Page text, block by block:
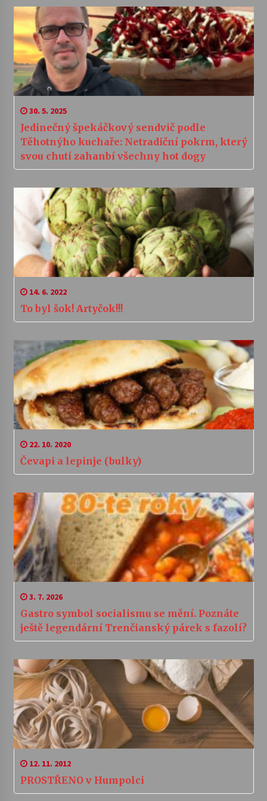
30. 5. 2025
Jedinečný špekáčkový sendvič podle
Těhotnýho kuchaře: Netradiční pokrm, který
svou chutí zahanbí všechny hot dogy
14. 6. 2022
To byl šok! Artyčok!!!
22. 10. 2020
Čevapi a lepinje (bulky)
3. 7. 2026
Gastro symbol socialismu se mění. Poznáte
ještě legendární Trenčianský párek s fazolí?
12. 11. 2012
PROSTŘENO v Humpolci